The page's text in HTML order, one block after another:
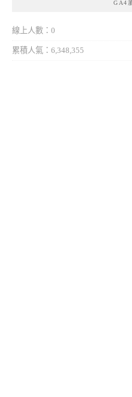
GA4
線上人數：0
累積人氣：6,348,355